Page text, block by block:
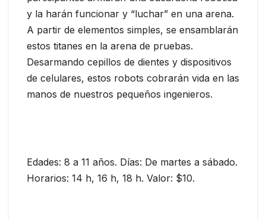
y la harán funcionar y “luchar” en una arena.
A partir de elementos simples, se ensamblarán
estos titanes en la arena de pruebas.
Desarmando cepillos de dientes y dispositivos
de celulares, estos robots cobrarán vida en las
manos de nuestros pequeños ingenieros.
Edades: 8 a 11 años. Días: De martes a sábado.
Horarios: 14 h, 16 h, 18 h. Valor: $10.